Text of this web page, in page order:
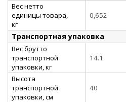
Вес нетто
единицы товара,
кг
0,652
Транспортная упаковка
Вес брутто
транспортной
упаковки, кг
14.1
Высота
транспортной
упаковки, см
40